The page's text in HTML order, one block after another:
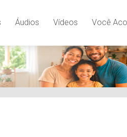
Áudios Vídeos Você